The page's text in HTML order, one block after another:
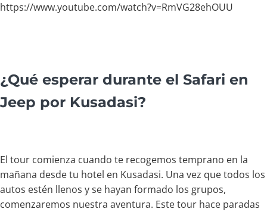
https://www.youtube.com/watch?v=RmVG28ehOUU
¿Qué esperar durante el Safari en
Jeep por Kusadasi?
El tour comienza cuando te recogemos temprano en la
mañana desde tu hotel en Kusadasi. Una vez que todos los
autos estén llenos y se hayan formado los grupos,
comenzaremos nuestra aventura. Este tour hace paradas